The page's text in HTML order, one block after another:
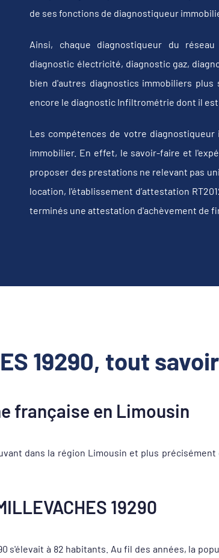
de ses fonctions de diagnostiqueur
Ainsi, chaque diagnostiqueur du réseau
diagnostic électricité, diagnostic gaz,
bien d'autres diagnostics immobiliers
encore le diagnostic Infiltrométrie dont il est
Les compétences de votre diagnostiqueur
immobilier. En effet, le savoir-faire et
proposer des prestations ne relevant pas
location, l'établissement d’attestation
terminés une attestation d'achèvement de
19290, tout
française en Limousin
dans la région Limousin et plus
19290
s'élevait à 82 habitants. Au fil des années, la